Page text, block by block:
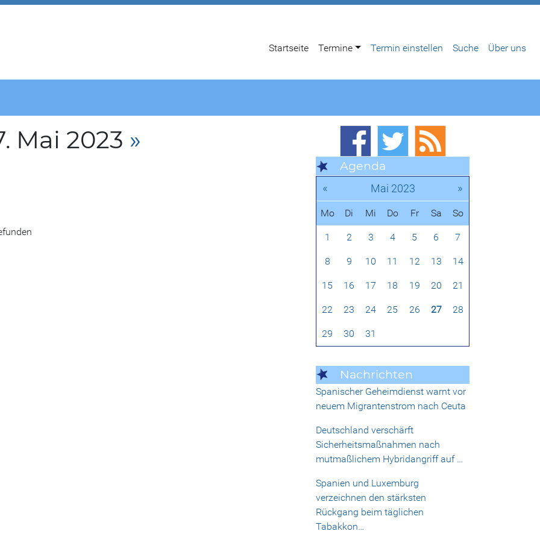
Startseite Termine Termin einstellen Suche Über uns
Mai 2023 »
Agenda
« Mai 2023 »
Mo Di Mi Do Fr Sa So
1 2 3 4 5 6 7
8 9 10 11 12 13 14
15 16 17 18 19 20 21
22 23 24 25 26 27 28
29 30 31
Nachrichten
Spanischer Geheimdienst warnt vor
neuem Migrantenstrom nach Ceuta
Deutschland verschärft
Sicherheitsmaßnahmen nach
mutmaßlichem Hybridangriff auf …
Spanien und Luxemburg
verzeichnen den stärksten
Rückgang beim täglichen
Tabakkon…